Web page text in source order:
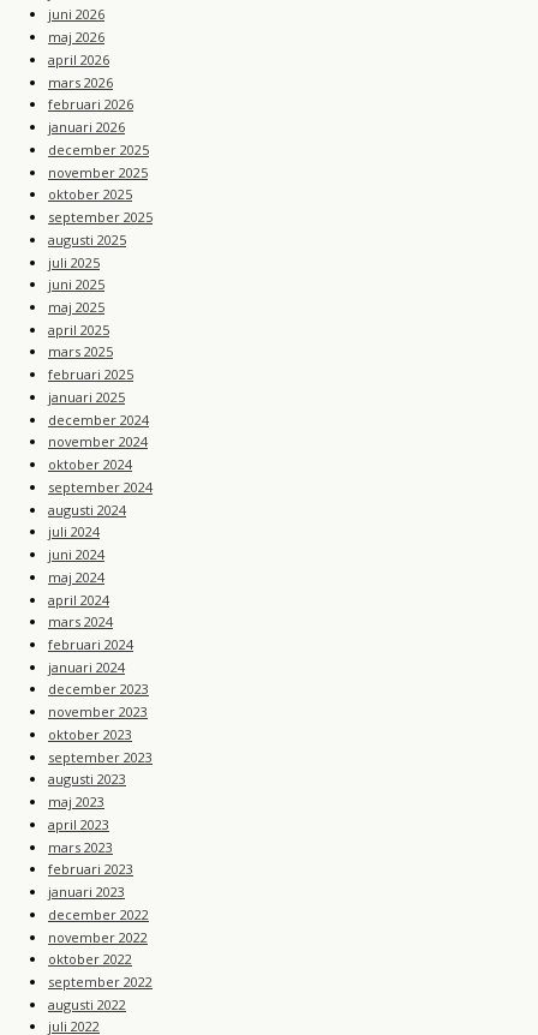
juni 2026
maj 2026
april 2026
mars 2026
februari 2026
januari 2026
december 2025
november 2025
oktober 2025
september 2025
augusti 2025
juli 2025
juni 2025
maj 2025
april 2025
mars 2025
februari 2025
januari 2025
december 2024
november 2024
oktober 2024
september 2024
augusti 2024
juli 2024
juni 2024
maj 2024
april 2024
mars 2024
februari 2024
januari 2024
december 2023
november 2023
oktober 2023
september 2023
augusti 2023
maj 2023
april 2023
mars 2023
februari 2023
januari 2023
december 2022
november 2022
oktober 2022
september 2022
augusti 2022
juli 2022